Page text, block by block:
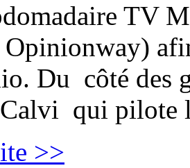
TV
Opinionway)
Du côté des
Calvi qui
>>